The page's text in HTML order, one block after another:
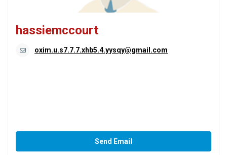
hassiemccourt
oxim.u.s7.7.7.xhb5.4.yysqy@gmail.com
Send Email